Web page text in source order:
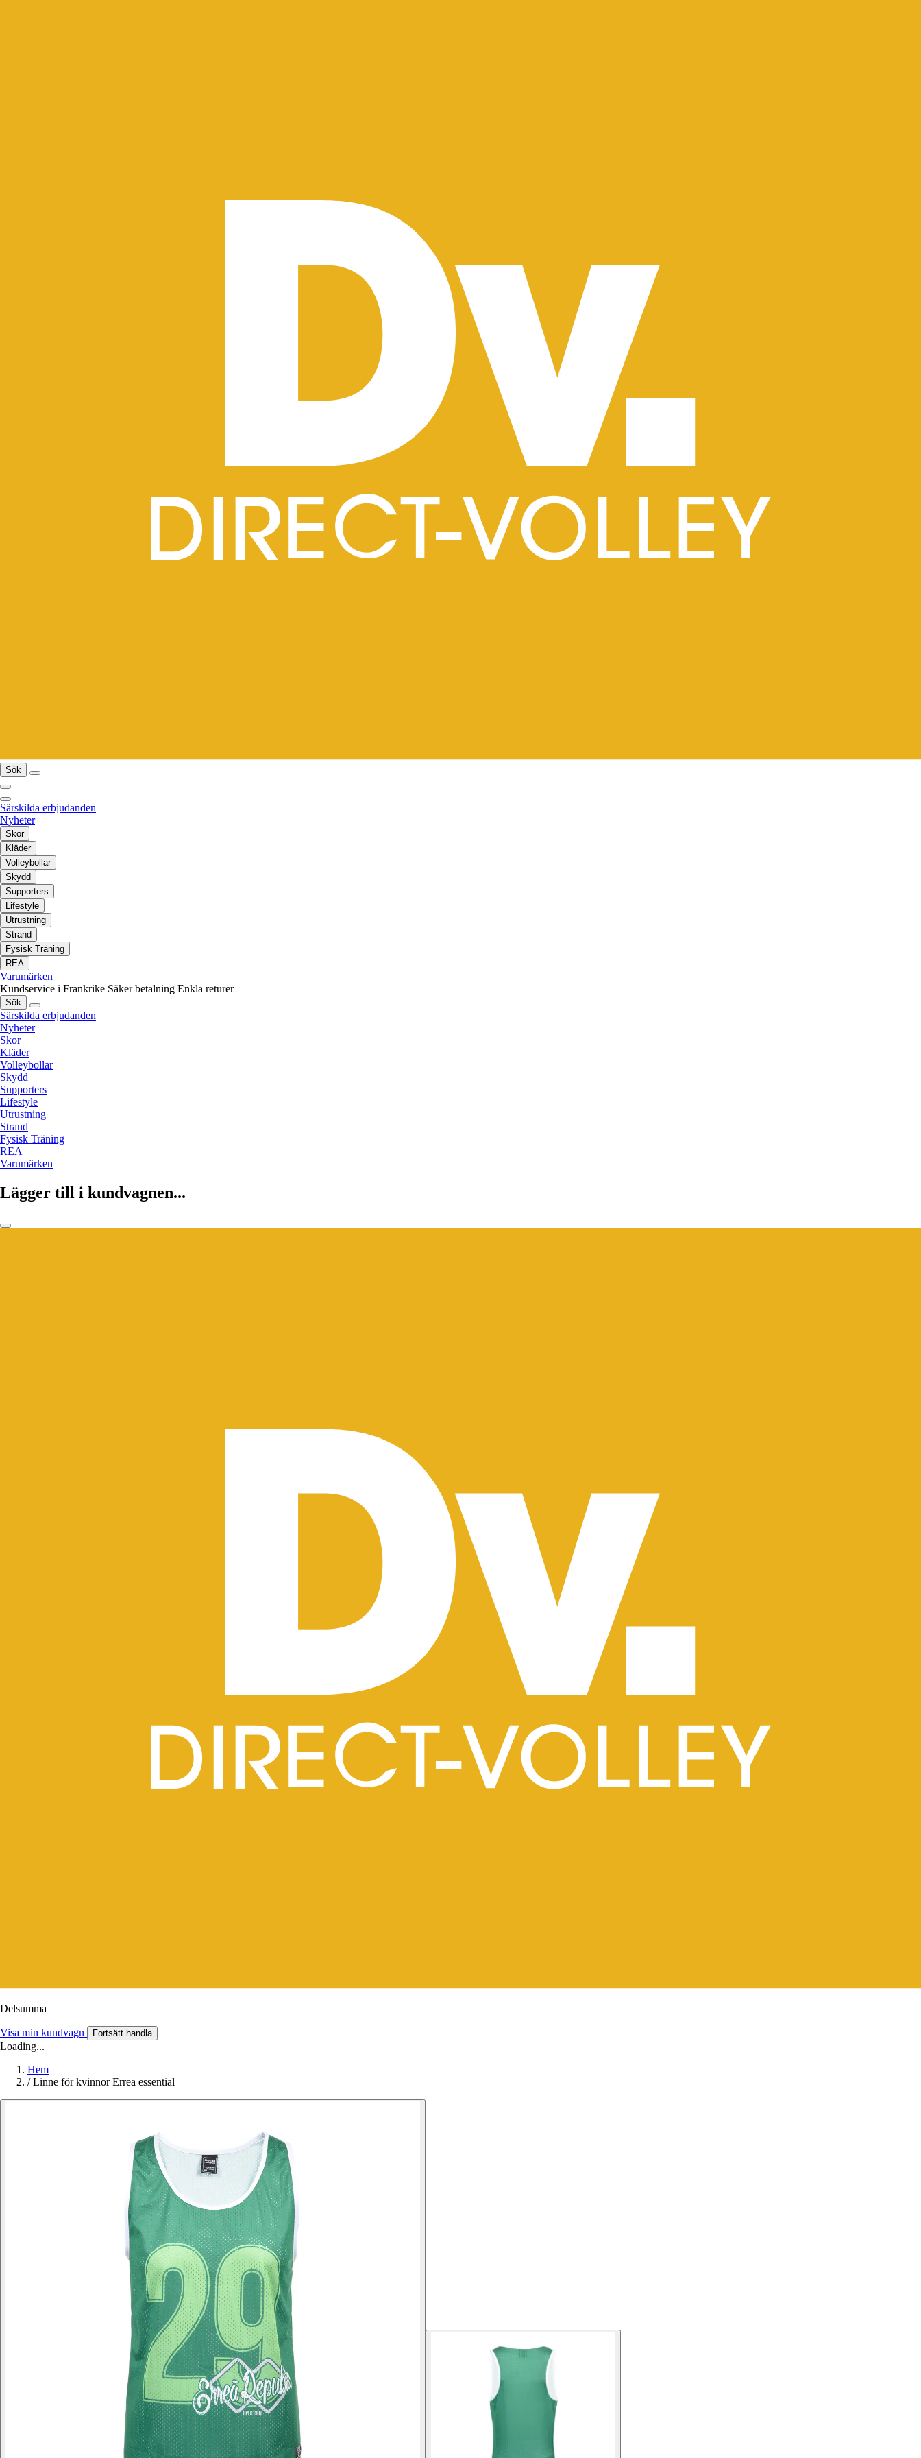
Sök
Särskilda erbjudanden
Nyheter
Skor
Kläder
Volleybollar
Skydd
Supporters
Lifestyle
Utrustning
Strand
Fysisk Träning
REA
Varumärken
Kundservice i Frankrike Säker betalning Enkla returer
Sök
Särskilda erbjudanden
Nyheter
Skor
Kläder
Volleybollar
Skydd
Supporters
Lifestyle
Utrustning
Strand
Fysisk Träning
REA
Varumärken
Lägger till i kundvagnen...
Delsumma
Visa min kundvagn Fortsätt handla
Loading...
Hem
/ Linne för kvinnor Errea essential